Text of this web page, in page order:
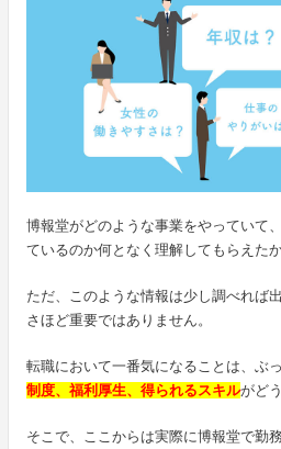
博報堂がどのような事業をやっていて
ているのか何となく理解してもらえた
ただ、このような情報は少し調べれば
さほど重要ではありません。
転職において一番気になることは、ぶ
制度、福利厚生、得られるスキルがど
そこで、ここからは実際に博報堂で勤